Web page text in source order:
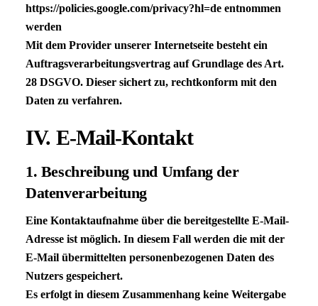
https://policies.google.com/privacy?hl=de entnommen
werden
Mit dem Provider unserer Internetseite besteht ein
Auftragsverarbeitungsvertrag auf Grundlage des Art.
28DSGVO. Dieser sichert zu, rechtkonform mit den
Daten zu verfahren.
IV. E-Mail-Kontakt
1. Beschreibung und Umfang der
Datenverarbeitung
Eine Kontaktaufnahme über die bereitgestellte E-Mail-
Adresse ist möglich. In diesem Fall werden die mit der
E-Mail übermittelten personenbezogenen Daten des
Nutzers gespeichert.
Es erfolgt in diesem Zusammenhang keine Weitergabe